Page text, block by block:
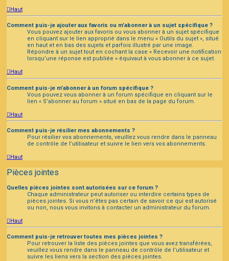
Haut
Comment puis-je ajouter aux favoris ou m’abonner à un sujet spécifique ?
Vous pouvez ajouter aux favoris ou vous abonner à un sujet spécifique
en cliquant sur le lien approprié dans le menu « Outils du sujet », situé
en haut et en bas des sujets et parfois illustré par une image.
Répondre à un sujet tout en cochant la case « Recevoir une notification
lorsqu’une réponse est publiée » équivaut à vous abonner à ce sujet.
Haut
Comment puis-je m’abonner à un forum spécifique ?
Vous pouvez vous abonner à un forum spécifique en cliquant sur le
lien « S’abonner au forum » situé en bas de la page du forum.
Haut
Comment puis-je résilier mes abonnements ?
Pour résilier vos abonnements, veuillez vous rendre dans le panneau
de contrôle de l’utilisateur et suivre le lien vers vos abonnements.
Haut
Pièces jointes
Quelles pièces jointes sont autorisées sur ce forum ?
Chaque administrateur peut autoriser ou interdire certains types de
pièces jointes. Si vous n’êtes pas certain de savoir ce qui est autorisé
ou non, nous vous invitons à contacter un administrateur du forum.
Haut
Comment puis-je retrouver toutes mes pièces jointes ?
Pour retrouver la liste des pièces jointes que vous avez transférées,
veuillez vous rendre dans le panneau de contrôle de l’utilisateur et
suivre les liens vers la section des pièces jointes.